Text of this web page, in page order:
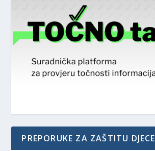
PREPORUKE ZA ZAŠTITU DJECE